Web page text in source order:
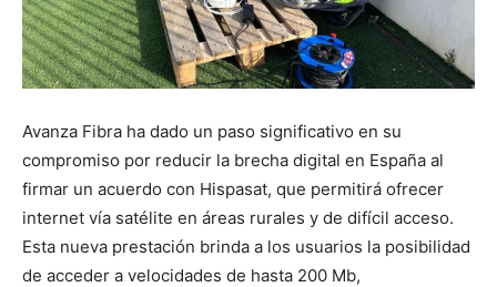
Avanza Fibra ha dado un paso significativo en su
compromiso por reducir la brecha digital en España al
firmar un acuerdo con Hispasat, que permitirá ofrecer
internet vía satélite en áreas rurales y de difícil acceso.
Esta nueva prestación brinda a los usuarios la posibilidad
de acceder a velocidades de hasta 200 Mb,